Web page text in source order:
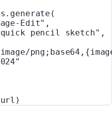
Edit" ,
pencil sketch" ,
png;base64,